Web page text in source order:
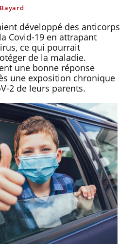
développé des anticorps
Covid-19 en attrapant
ce qui pourrait
de la maladie.
une bonne réponse
une exposition chronique
2 de leurs parents.